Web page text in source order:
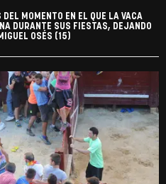
MOMENTO EN EL QUE LA VACA
DURANTE SUS FIESTAS, DEJANDO
OSÉS (15)